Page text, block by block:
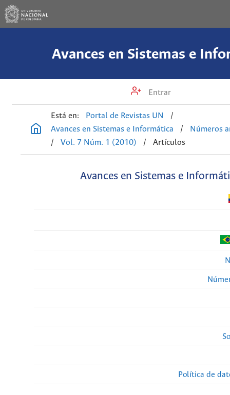
Avances en Sistemas e
Entrar
Está en: Portal de Revistas UN
/
Avances en Sistemas e Informática
/
Números
/
Vol. 7 Núm. 1 (2010) / Artículos
Avances en Sistemas e
Política de